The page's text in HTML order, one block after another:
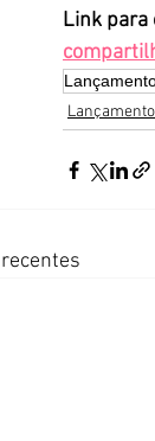
Link para